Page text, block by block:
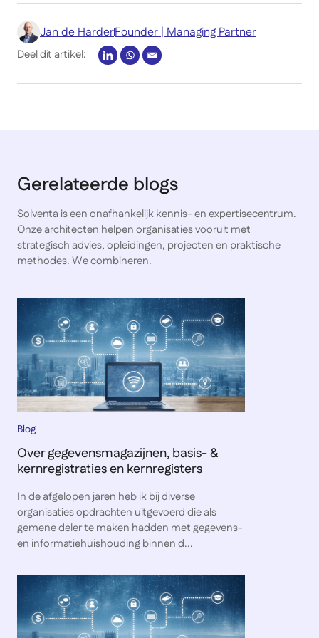
Jan de HarderFounder | Managing Partner
Deel dit artikel:
Gerelateerde blogs
Solventa is een onafhankelijk kennis- en expertisecentrum.
Onze architecten helpen organisaties vooruit met
strategisch advies, opleidingen, projecten en praktische
methodes. We combineren.
Blog
Over gegevensmagazijnen, basis- &
kernregistraties en kernregisters
In de afgelopen jaren heb ik bij diverse
organisaties opdrachten uitgevoerd die als
gemene deler te maken hadden met gegevens-
en informatiehuishouding binnen d...